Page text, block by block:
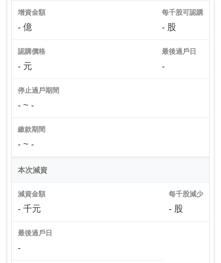
增資金額
- 億
每千股可認購
- 股
認購價格
- 元
最後過戶日
-
停止過戶期間
- ~ -
繳款期間
- ~ -
本次減資
減資金額
- 千元
每千股減少
- 股
最後過戶日
-